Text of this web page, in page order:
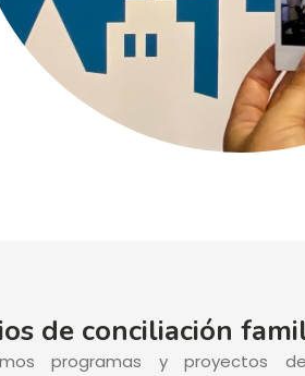
de conciliación
programas y proyectos